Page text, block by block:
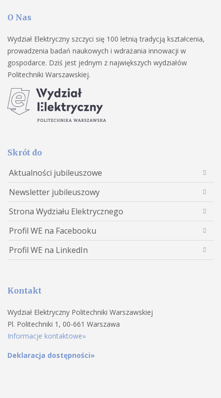
O Nas
Wydział Elektryczny szczyci się 100 letnią tradycją kształcenia,
prowadzenia badań naukowych i wdrażania innowacji w
gospodarce. Dziś jest jednym z największych wydziałów
Politechniki Warszawskiej.
Skrót do
Aktualności jubileuszowe
Newsletter jubileuszowy
Strona Wydziału Elektrycznego
Profil WE na Facebooku
Profil WE na LinkedIn
Kontakt
Wydział Elektryczny Politechniki Warszawskiej
Pl. Politechniki 1, 00-661 Warszawa
Informacje kontaktowe»
Deklaracja dostępności»